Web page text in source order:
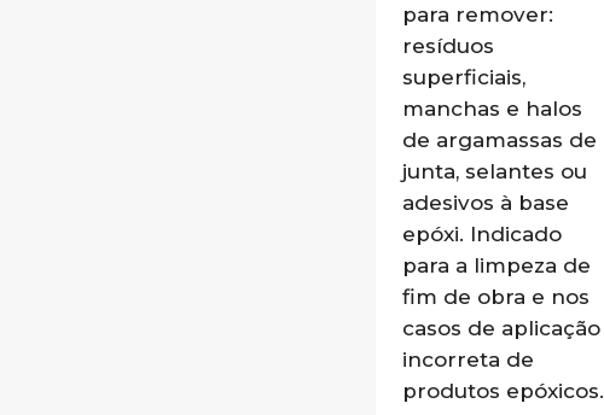
para remover:
resíduos
superficiais,
manchas e halos
de argamassas de
junta, selantes ou
adesivos à base
epóxi. Indicado
para a limpeza de
fim de obra e nos
casos de aplicação
incorreta de
produtos epóxicos.